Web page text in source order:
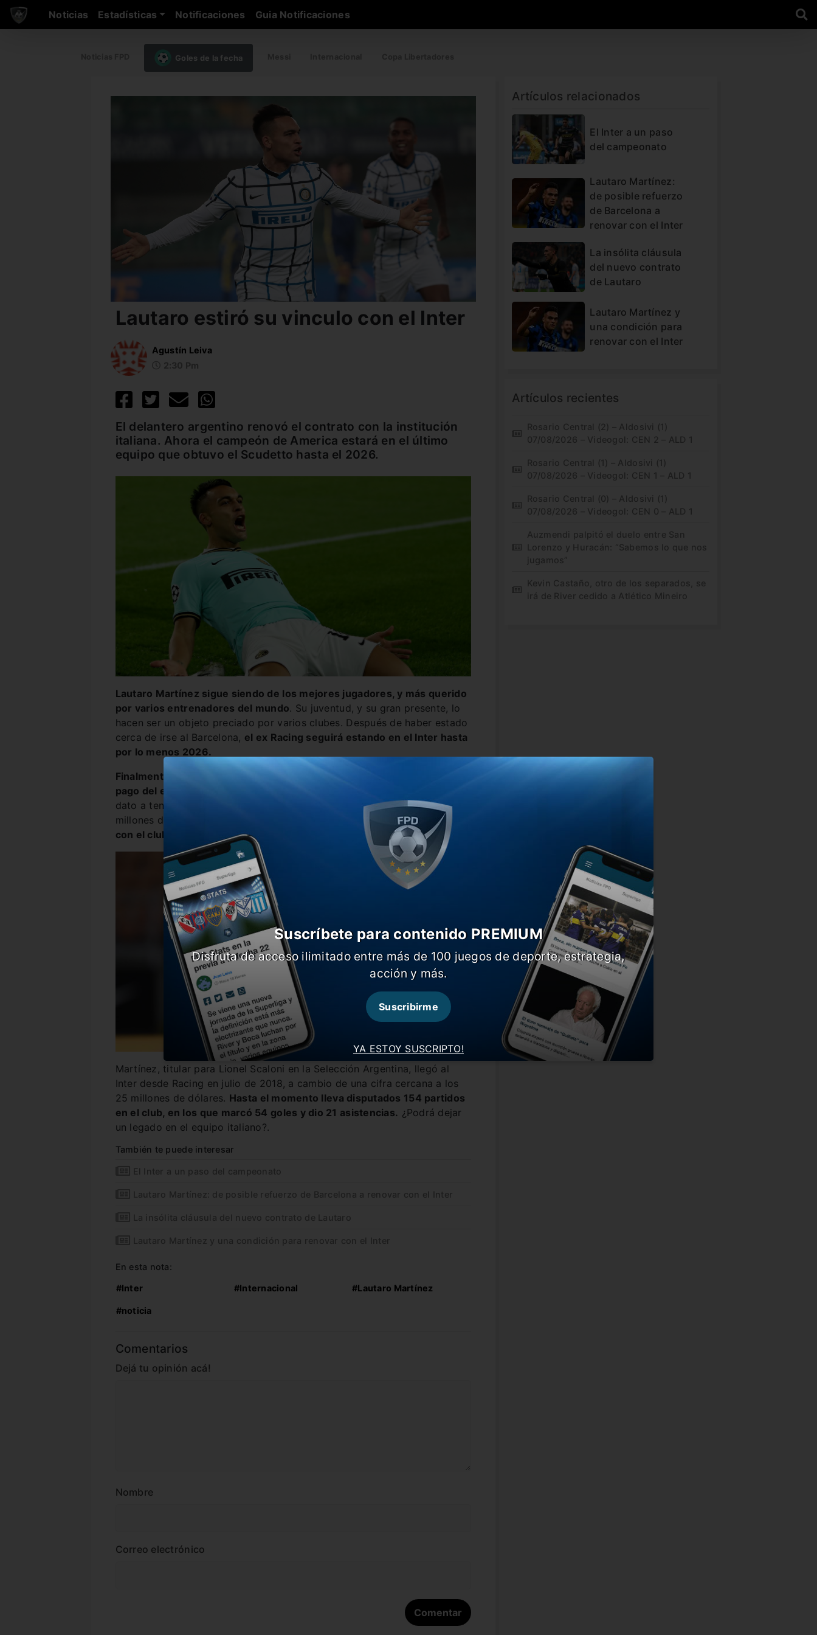
Noticias Estadísticas Notificaciones Guia Notificaciones
Goles de la fecha
Lautaro estiró su vinculo con el Inter
Agustín Leiva
El delantero argentino renovó el contrato con la institución
italiana. Ahora el campeón de America estará en el último
equipo que obtuvo el Scudetto hasta el 2026.
Lautaro Martínez sigue siendo de los mejores jugadores, y más querido
por varios entrenadores del mundo. Su juventud, y su gran presente, lo
hacen ser un objeto preciado por varios clubes. Después de haber estado
cerca de irse al Barcelona, el ex Racing seguirá estando en el Inter hasta
por lo menos 2026.
Finalmente el Toro renovó con el Negroazzurri y pasará a ser el mejor
pago del equipo campeón
dato a tener en cuenta por una futura venta. La anterior era de 111
millones de euros, ahora el que lo quiera,
deberá negociar mano a mano
con el club italiano.
Martínez, titular para Lionel Scaloni en la Selección Argentina, llegó al
Inter desde Racing en julio de 2018, a cambio de una cifra cercana a los
25 millones de dólares. Hasta el momento lleva disputados 154 partidos
en el club, en los que marcó 54 goles y dio 21 asistencias. ¿Podrá dejar
un legado en el equipo italiano?.
También te puede interesar
El Inter a un paso del campeonato
Lautaro Martínez: de posible refuerzo de Barcelona a renovar con el Inter
La insólita cláusula del nuevo contrato de Lautaro
Lautaro Martínez y una condición para renovar con el Inter
En esta nota:
#Inter #Internacional #Lautaro Martínez
#noticia
Comentarios
Dejá tu opinión acá!
Nombre
Correo electrónico
Artículos relacionados
El Inter a un paso
del campeonato
Lautaro Martínez:
de posible refuerzo
de Barcelona a
renovar con el Inter
La insólita cláusula
del nuevo contrato
de Lautaro
Lautaro Martínez y
una condición para
renovar con el Inter
Artículos recientes
Rosario Central (2) – Aldosivi (1)
07/08/2026 – Videogol: CEN 2 – ALD 1
Rosario Central (1) – Aldosivi (1)
07/08/2026 – Videogol: CEN 1 – ALD 1
Rosario Central (0) – Aldosivi (1)
07/08/2026 – Videogol: CEN 0 – ALD 1
Auzmendi palpitó el duelo entre San
Lorenzo y Huracán: “Sabemos lo que nos
jugamos”
Kevin Castaño, otro de los separados, se
irá de River cedido a Atlético Mineiro
YA ESTOY SUSCRIPTO!
Suscríbete para contenido PREMIUM
Disfruta de acceso ilimitado entre más de 100 juegos de deporte, estrategia,
acción y más.
Suscribirme